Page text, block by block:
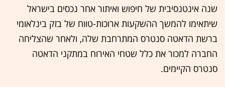
שנה אינטנסיבית של חיפוש ואיתור אחר נכסים בישראל
שיתאימו להמשך ההשקעות ארוכות-טווח של בזק בינלאומי
ברשת הדאטה סנטרס המתרחבת שלה, ולאחר שהצליחה
החברה למכור את כלל שטחי האירוח במתקני הדאטה
סנטרס הקיימים.